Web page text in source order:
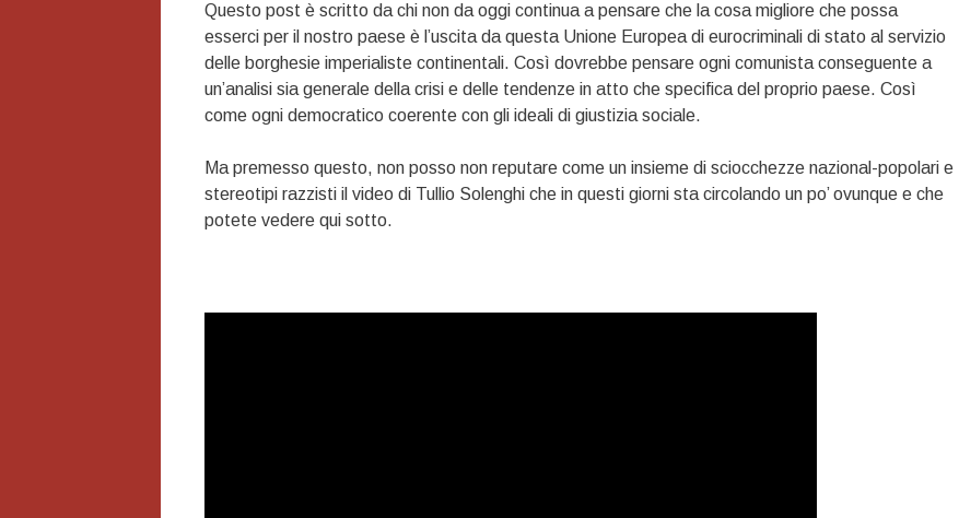
Questo post è scritto da chi non da oggi continua a pensare che la cosa migliore che possa
esserci per il nostro paese è l’uscita da questa Unione Europea di eurocriminali di stato al servizio
delle borghesie imperialiste continentali. Così dovrebbe pensare ogni comunista conseguente a
un’analisi sia generale della crisi e delle tendenze in atto che specifica del proprio paese. Così
come ogni democratico coerente con gli ideali di giustizia sociale.
Ma premesso questo, non posso non reputare come un insieme di sciocchezze nazional-popolari e
stereotipi razzisti il video di Tullio Solenghi che in questi giorni sta circolando un po’ ovunque e che
potete vedere qui sotto.